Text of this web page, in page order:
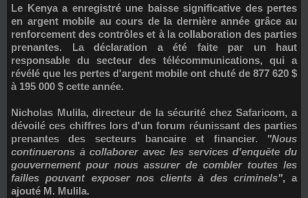
Le Kenya a enregistré une baisse significative des pertes
en argent mobile au cours de la dernière année grâce au
renforcement des contrôles et à la collaboration des parties
prenantes. La déclaration a été faite par un haut
responsable du secteur des télécommunications, qui a
révélé que les pertes d'argent mobile ont chuté de 877 620 $
à 195 000 $ cette année.
Nicholas Mulila, directeur de la sécurité chez Safaricom, a
dévoilé ces chiffres lors d'un forum réunissant des parties
prenantes des secteurs bancaire et financier. "Nous
continuerons à collaborer avec les services d'enquête du
gouvernement pour nous assurer de combler toutes les
failles pouvant exposer nos clients à des criminels", a
ajouté M. Mulila.